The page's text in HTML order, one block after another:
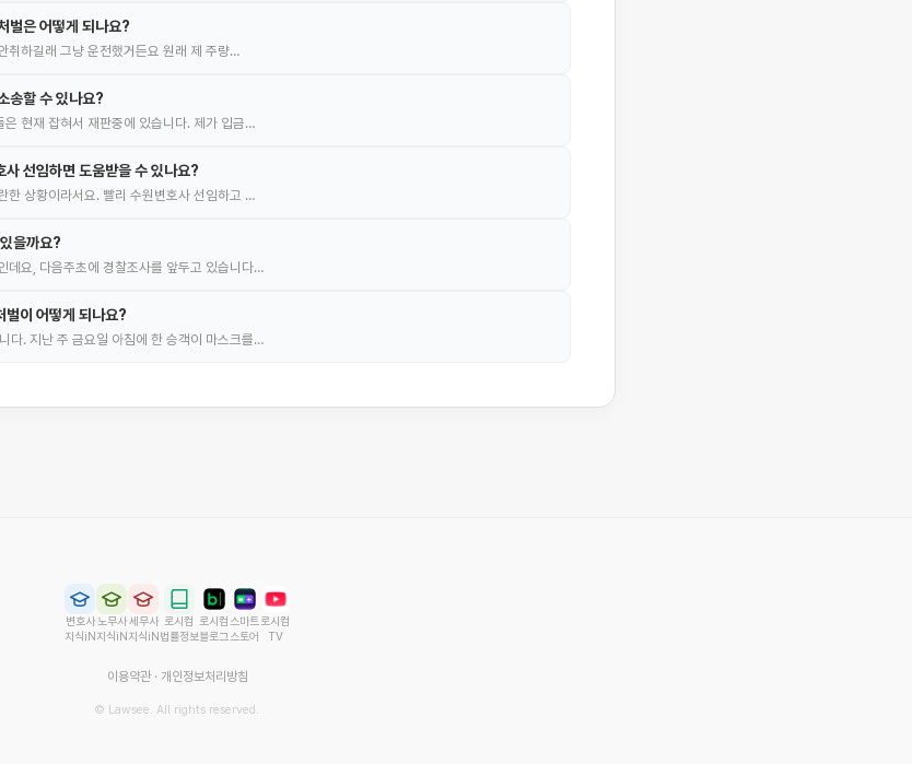
벌은 어떻게 되나요?
취하길래 그냥 운전했거든요 원래 제 주량…
송할 수 있나요?
은 현재 잡혀서 재판중에 있습니다. 제가 입금…
선임하면 도움받을 수 있나요?
한 상황이라서요. 빨리 수원변호사 선임하고 …
을까요?
데요, 다음주초에 경찰조사를 앞두고 있습니다…
벌이 어떻게 되나요?
다. 지난 주 금요일 아침에 한 승객이 마스크를…
변호사
지식iN
노무사
지식iN
세무사
지식iN
로시컴
법률정보
로시컴
블로그
스마트
스토어
로시컴
TV
이용약관· 개인정보처리방침
© Lawsee. All rights reserved.